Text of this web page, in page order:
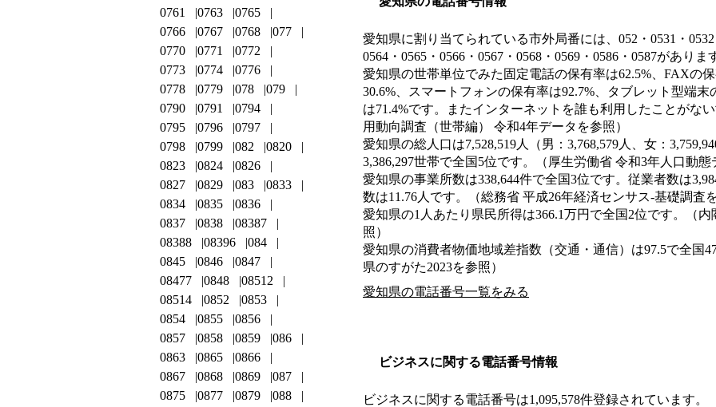
愛知県に割り当てられている市外局番には、052・0531・0532
0564・0565・0566・0567・0568・0569・0586・0587がありま
愛知県の世帯単位でみた固定電話の保有率は62.5%、FAXの
30.6%、スマートフォンの保有率は92.7%、タブレット型端
は71.4%です。またインターネットを誰も利用したことがな
用動向調査（世帯編） 令和4年データを参照）
愛知県の総人口は7,528,519人（男：3,768,579人、女：
3,386,297世帯で全国5位です。（厚生労働省 令和3年人口動
愛知県の事業所数は338,644件で全国3位です。従業者数は
数は11.76人です。（総務省 平成26年経済センサス‐基礎調査
愛知県の1人あたり県民所得は366.1万円で全国2位です。（
照）
愛知県の消費者物価地域差指数（交通・通信）は97.5で全国
県のすがた2023を参照）
愛知県の電話番号一覧をみる
ビジネスに関する電話番号情報
ビジネスに関する電話番号は1,095,578件登録されています。
0761
0763
0765
0766
0767 0768
077
0770
0771
0772
0773
0774
0776
0778
0779 078
079
0790
0791
0794
0795
0796
0797
0798
0799 082
0820
0823
0824
0826
0827
0829 083
0833
0834
0835
0836
0837
0838
08387
08388
08396
084
0845
0846
0847
08477
0848
08512
08514
0852
0853
0854
0855
0856
0857
0858 0859
086
0863
0865
0866
0867
0868 0869
087
0875
0877 0879
088